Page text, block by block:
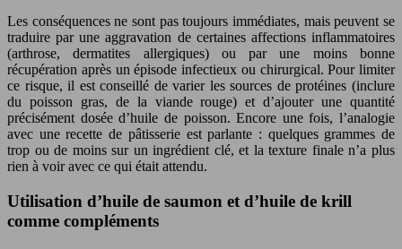
Les conséquences ne sont pas toujours immédiates, mais peuvent se
traduire par une aggravation de certaines affections inflammatoires
(arthrose, dermatites allergiques) ou par une moins bonne
récupération après un épisode infectieux ou chirurgical. Pour limiter
ce risque, il est conseillé de varier les sources de protéines (inclure
du poisson gras, de la viande rouge) et d’ajouter une quantité
précisément dosée d’huile de poisson. Encore une fois, l’analogie
avec une recette de pâtisserie est parlante : quelques grammes de
trop ou de moins sur un ingrédient clé, et la texture finale n’a plus
rien à voir avec ce qui était attendu.
Utilisation d’huile de saumon et d’huile de krill
comme compléments